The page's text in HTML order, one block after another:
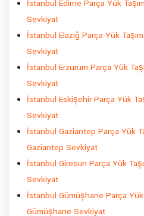
İstanbul Edirne Parça Yük
Sevkiyat
İstanbul Elazığ Parça Yük
Sevkiyat
İstanbul Erzurum Parça Yük
Sevkiyat
İstanbul Eskişehir Parça Yük
Sevkiyat
İstanbul Gaziantep Parça Yük
Gaziantep Sevkiyat
İstanbul Giresun Parça Yük
Sevkiyat
İstanbul Gümüşhane Parça
Gümüşhane Sevkiyat